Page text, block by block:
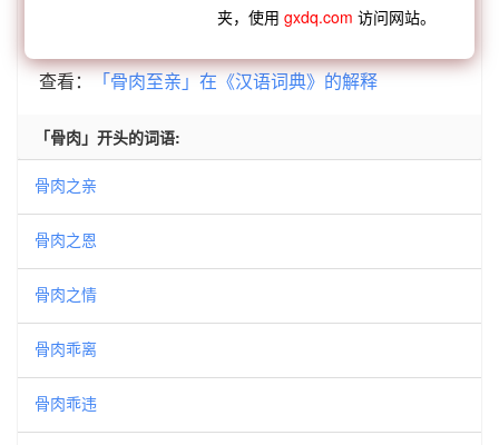
查看：
「骨肉至亲」在《汉语词典》的解释
「骨肉」开头的词语:
骨肉之亲
骨肉之恩
骨肉之情
骨肉乖离
骨肉乖违
夹，使用gxdq.com 访问网站。